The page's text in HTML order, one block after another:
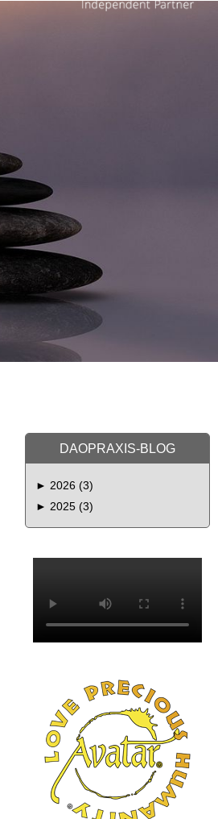
DAOPRAXIS-BLOG
► 2026 (3)
► 2025 (3)